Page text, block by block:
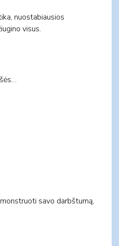
nuostabiausios
visus.
savo darbštumą,